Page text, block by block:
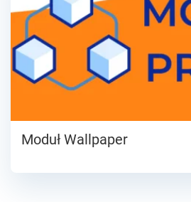
Moduł Wallpaper